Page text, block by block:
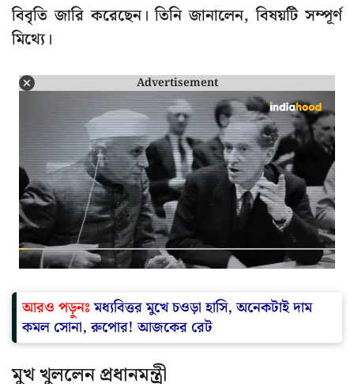
বিবৃতি জারি করেছেন। তিনি জানালেন, বিষয়টি সম্পূর্ণ
মিথ্যে।
Advertisement
আরও পড়ুনঃমধ্যবিত্তর মুখে চওড়া হাসি, অনেকটাই দাম
কমল সোনা, রুপোর! আজকের রেট
মুখ খুললেন প্রধানমন্ত্রী